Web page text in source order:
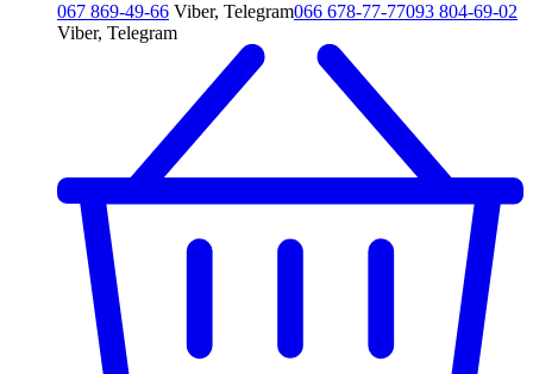
067 869-49-66 Viber, Telegram066 678-77-77093 804-69-02
Viber, Telegram